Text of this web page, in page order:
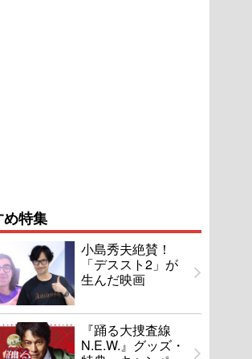
特集
小島秀夫絶賛！
「デススト2」が
生んだ映画
『踊る大捜査線
N.E.W.』グッズ・